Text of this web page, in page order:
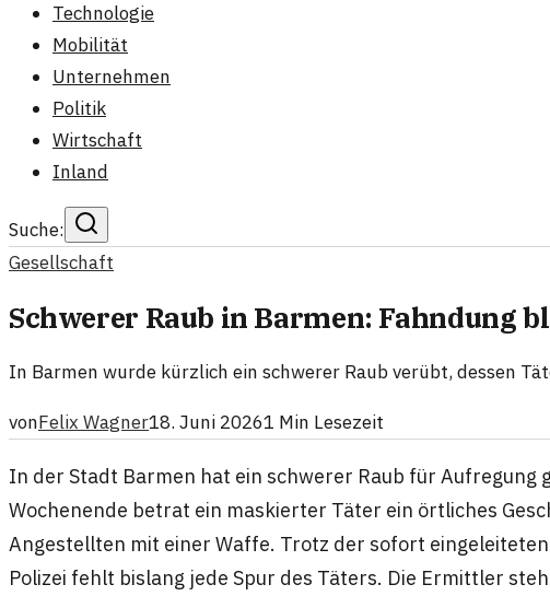
Technologie
Mobilität
Unternehmen
Politik
Wirtschaft
Inland
Suche:
Gesellschaft
Schwerer Raub in Barmen: Fahndung
In Barmen wurde kürzlich ein schwerer Raub verübt, dessen
vonFelix Wagner18. Juni 20261 Min Lesezeit
In der Stadt Barmen hat ein schwerer Raub für Aufregung
Wochenende betrat ein maskierter Täter ein örtliches
Angestellten mit einer Waffe. Trotz der sofort
Polizei fehlt bislang jede Spur des Täters. Die Ermittler